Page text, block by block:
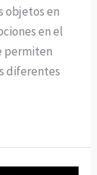
objetos en
en el
permiten
diferentes